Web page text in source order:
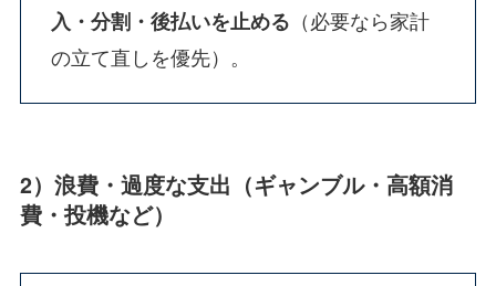
入・分割・後払いを止める （必要なら家計
の立て直しを優先）。
2）浪費・過度な支出（ギャンブル・高額消
費・投機など）